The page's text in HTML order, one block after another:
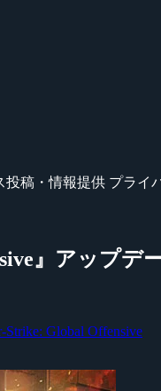
投稿・情報提供 プライ
』アップ
Strike: Global Offensive